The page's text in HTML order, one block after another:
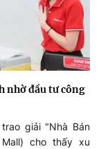
nhờ đầu tư công
giải "Nhà Bán
Mall) cho thấy xu